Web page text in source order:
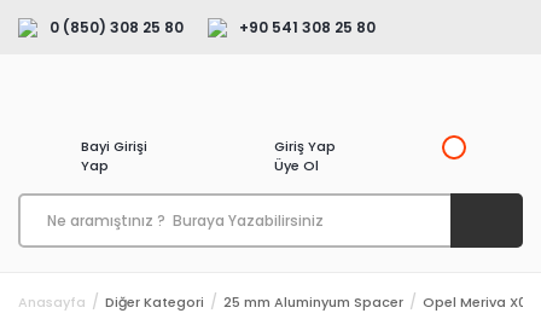
0 (850) 308 25 80 +90 541 308 25 80
Bayi Girişi
Yap
Giriş Yap
Üye Ol
Anasayfa Diğer Kategori 25 mm Aluminyum Spacer Opel Meriva X01